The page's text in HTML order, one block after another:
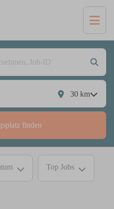
30 km
finden
Top Jobs